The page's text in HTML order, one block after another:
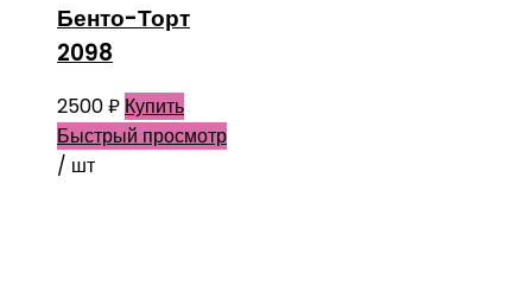
Бенто-Торт
2098
2500₽ Купить
Быстрый просмотр
/ шт